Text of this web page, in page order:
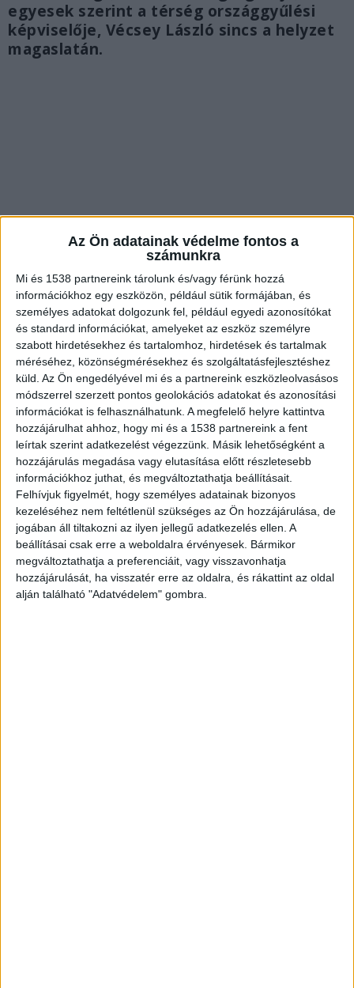
Az Ön adatainak védelme fontos a
számunkra
Mi és 1538 partnereink tárolunk és/vagy férünk hozzá
információkhoz egy eszközön, például sütik formájában, és
személyes adatokat dolgozunk fel, például egyedi azonosítókat
és standard információkat, amelyeket az eszköz személyre
szabott hirdetésekhez és tartalomhoz, hirdetések és tartalmak
méréséhez, közönségmérésekhez és szolgáltatásfejlesztéshez
küld. Az Ön engedélyével mi és a partnereink eszközleolvasásos
módszerrel szerzett pontos geolokációs adatokat és azonosítási
információkat is felhasználhatunk. A megfelelő helyre kattintva
hozzájárulhat ahhoz, hogy mi és a 1538 partnereink a fent
leírtak szerint adatkezelést végezzünk. Másik lehetőségként a
hozzájárulás megadása vagy elutasítása előtt részletesebb
információkhoz juthat, és megváltoztathatja beállításait.
Felhívjuk figyelmét, hogy személyes adatainak bizonyos
kezeléséhez nem feltétlenül szükséges az Ön hozzájárulása, de
jogában áll tiltakozni az ilyen jellegű adatkezelés ellen. A
beállításai csak erre a weboldalra érvényesek. Bármikor
megváltoztathatja a preferenciáit, vagy visszavonhatja
hozzájárulását, ha visszatér erre az oldalra, és rákattint az oldal
alján található "Adatvédelem" gombra.
egyesek szerint a térség országgyűlési
képviselője, Vécsey László sincs a helyzet
magaslatán.
Egyre büdösebbek az utcák
Egyre csak gyűlnek a szemeteszsákok a pesti
agglomeráció egyes településeinek utcáin. Van
olyan település, ahonnan már két hete senki sem
vitte el a zöld,- és szelektív hulladékot. A nagy
melegben a szerves anyag poshadni, rothadni
kezdett, egyre büdösebbek az utcák. A probléma
az egykori Zöld Híd Kht. szolgáltatási területét
érint a pesti agglomeráció keleti részén.A
BudaPestkörnyeke.hu legfrissebb híreit ide
kattintva éred el.